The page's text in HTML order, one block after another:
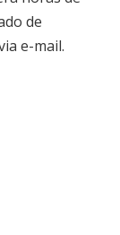
de
e-mail.